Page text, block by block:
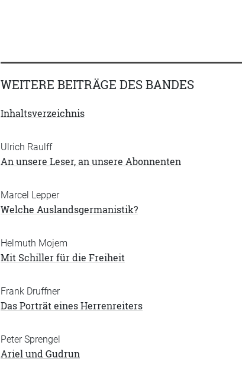
WEITERE BEITRÄGE DES BANDES
Inhaltsverzeichnis
Ulrich Raulff
An unsere Leser, an unsere Abonnenten
Marcel Lepper
Welche Auslandsgermanistik?
Helmuth Mojem
Mit Schiller für die Freiheit
Frank Druffner
Das Porträt eines Herrenreiters
Peter Sprengel
Ariel und Gudrun